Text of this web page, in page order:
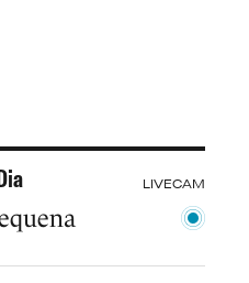
LIVECAM